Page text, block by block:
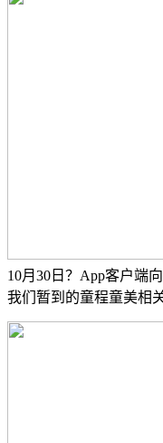
10月30日？App客户端
我们暂到的童程童美相